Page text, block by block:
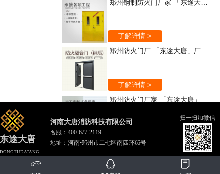
了解详情 >
郑州防火门厂 「东途大唐」厂家直销
了解详情 >
郑州木质防火门 「东途大唐」质优价廉
东途大唐
DONGTUDATANG
河南大唐消防科技有限公司
客服： 400-677-2119
地址：河南•郑州市二七区南四环66号
扫一扫加微信